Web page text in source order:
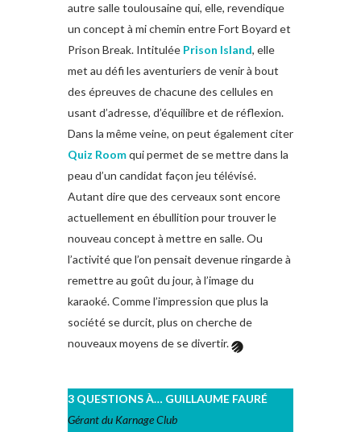
autre salle toulousaine qui, elle, revendique
un concept à mi chemin entre Fort Boyard et
Prison Break. Intitulée Prison Island, elle
met au défi les aventuriers de venir à bout
des épreuves de chacune des cellules en
usant d’adresse, d’équilibre et de réflexion.
Dans la même veine, on peut également citer
Quiz Roomqui permet de se mettre dans la
peau d’un candidat façon jeu télévisé.
Autant dire que des cerveaux sont encore
actuellement en ébullition pour trouver le
nouveau concept à mettre en salle. Ou
l’activité que l’on pensait devenue ringarde à
remettre au goût du jour, à l’image du
karaoké. Comme l’impression que plus la
société se durcit, plus on cherche de
nouveaux moyens de se divertir.
3 QUESTIONS À… GUILLAUME FAURÉ
Gérant du Karnage Club